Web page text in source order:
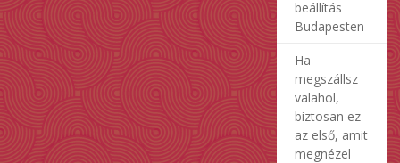
beállítás
Budapesten
Ha
megszállsz
valahol,
biztosan ez
az első, amit
megnézel